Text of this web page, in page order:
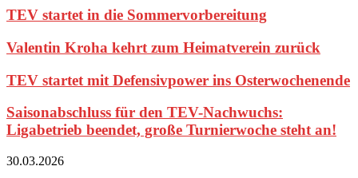
TEV startet in die Sommervorbereitung
Valentin Kroha kehrt zum Heimatverein zurück
TEV startet mit Defensivpower ins Osterwochenende
Saisonabschluss für den TEV-Nachwuchs:
Ligabetrieb beendet, große Turnierwoche steht an!
30.03.2026